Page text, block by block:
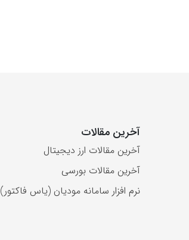
آخرین مقالات
آخرین مقالات ارز دیجیتال
آخرین مقالات بورسی
نرم افزار سامانه مودیان (یاس فاکتور)